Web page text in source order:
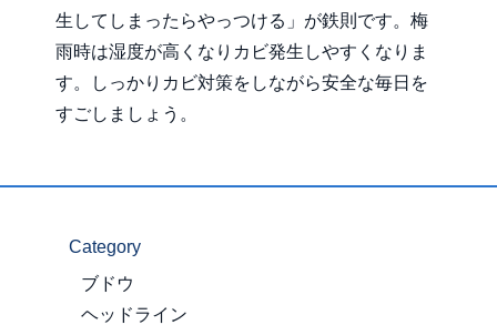
生してしまったらやっつける」が鉄則です。梅
雨時は湿度が高くなりカビ発生しやすくなりま
す。しっかりカビ対策をしながら安全な毎日を
すごしましょう。
Category
ブドウ
ヘッドライン